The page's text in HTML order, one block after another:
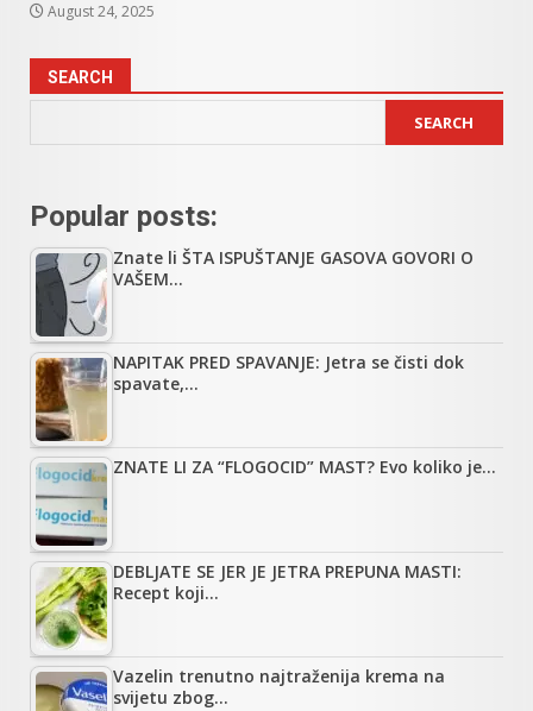
August 24, 2025
SEARCH
SEARCH
Popular posts:
Znate li ŠTA ISPUŠTANJE GASOVA GOVORI O
VAŠEM…
NAPITAK PRED SPAVANJE: Jetra se čisti dok
spavate,…
ZNATE LI ZA “FLOGOCID” MAST? Evo koliko je…
DEBLJATE SE JER JE JETRA PREPUNA MASTI:
Recept koji…
Vazelin trenutno najtraženija krema na
svijetu zbog…